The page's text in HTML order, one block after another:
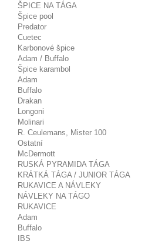
ŠPICE NA TÁGA
Špice pool
Predator
Cuetec
Karbonové špice
Adam / Buffalo
Špice karambol
Adam
Buffalo
Drakan
Longoni
Molinari
R. Ceulemans, Mister 100
Ostatní
McDermott
RUSKÁ PYRAMIDA TÁGA
KRÁTKÁ TÁGA / JUNIOR TÁGA
RUKAVICE A NÁVLEKY
NÁVLEKY NA TÁGO
RUKAVICE
Adam
Buffalo
IBS